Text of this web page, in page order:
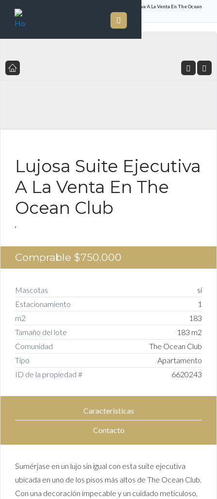
Lujosa Suite Ejecutiva A La Venta En The Ocean
Club
Lujosa Suite Ejecutiva
A La Venta En The
Ocean Club
,
Comprable $750.000
Mascotas
sí
Estacionamiento
1
m2
183
Tamaño del lote
183 m2
Comunidad
The Ocean Club
Tipo
Apartamento
ID de la propiedad #
6620243
Caracteristicas
Contacto
Sumérjase en un lujo sin igual con esta suite ejecutiva
ubicada en uno de los pisos más altos de The Ocean Club.
Con una decoración impecable y un cuidado meticuloso,